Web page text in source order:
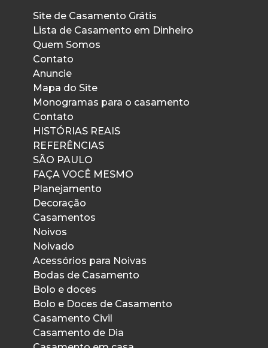
Site de Casamento Grátis
Lista de Casamento em Dinheiro
Quem Somos
Contato
Anuncie
Mapa do Site
Monogramas para o casamento
Contato
HISTÓRIAS REAIS
REFERÊNCIAS
SÃO PAULO
FAÇA VOCÊ MESMO
Planejamento
Decoração
Casamentos
Noivos
Noivado
Acessórios para Noivas
Bodas de Casamento
Bolo e doces
Bolo e Doces de Casamento
Casamento Civil
Casamento de Dia